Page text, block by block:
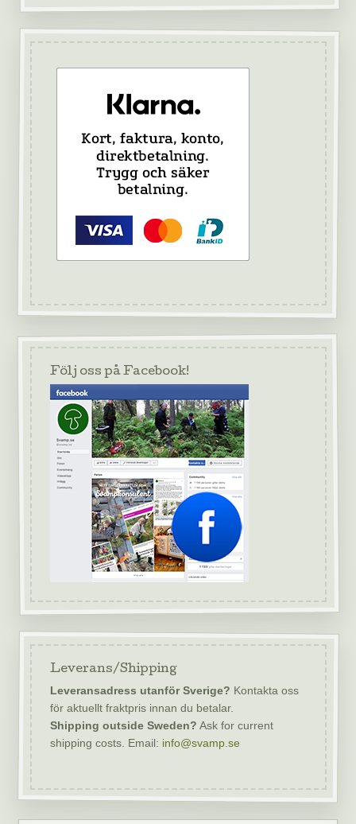
Följ oss på Facebook!
Leverans/Shipping
Leveransadress utanför Sverige? Kontakta oss
för aktuellt fraktpris innan du betalar.
Shipping outside Sweden? Ask for current
shipping costs. Email: info@svamp.se